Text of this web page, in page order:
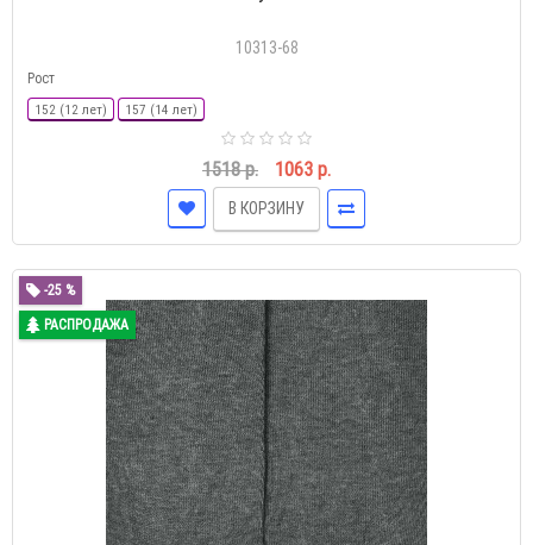
10313-68
Рост
152 (12 лет) 157 (14 лет)
1518 р. 1063 р.
В КОРЗИНУ
-25 %
РАСПРОДАЖА